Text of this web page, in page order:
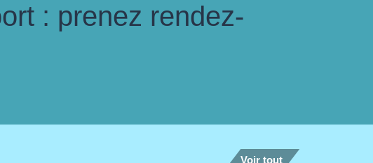
: prenez rendez-
Voir tout